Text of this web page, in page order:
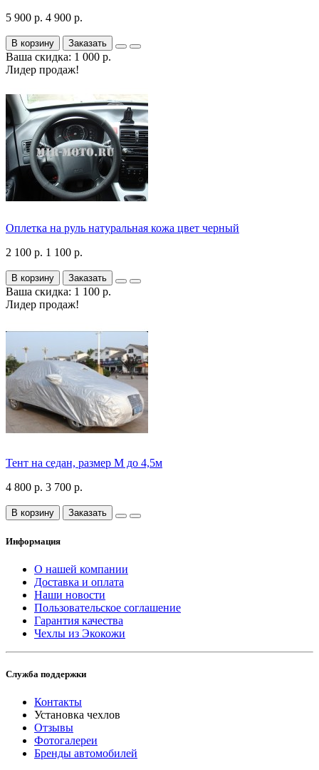
5 900 р. 4 900 р.
В корзину Заказать
Ваша скидка: 1 000 р.
Лидер продаж!
Оплетка на руль натуральная кожа цвет черный
2 100 р. 1 100 р.
В корзину Заказать
Ваша скидка: 1 100 р.
Лидер продаж!
Тент на седан, размер М до 4,5м
4 800 р. 3 700 р.
В корзину Заказать
Информация
О нашей компании
Доставка и оплата
Наши новости
Пользовательское соглашение
Гарантия качества
Чехлы из Экокожи
Служба поддержки
Контакты
Установка чехлов
Отзывы
Фотогалереи
Бренды автомобилей